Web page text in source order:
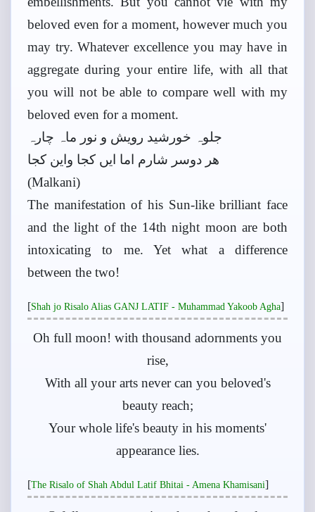
beloved even for a moment, however much you
may try. Whatever excellence you may have in
aggregate during your entire life, with all that
you will not be able to compare well with my
beloved even for a moment.
جلوہ خورشید رویش و نور ماہ چارہ
ھر دوسر شارم اما ایں کجا واین کجا
(Malkani)
The manifestation of his Sun-like brilliant face
and the light of the 14th night moon are both
intoxicating to me. Yet what a difference
between the two!
[Shah jo Risalo Alias GANJ LATIF - Muhammad Yakoob Agha]
Oh full moon! with thousand adornments you
rise,
With all your arts never can you beloved's
beauty reach;
Your whole life's beauty in his moments'
appearance lies.
[The Risalo of Shah Abdul Latif Bhitai - Amena Khamisani]